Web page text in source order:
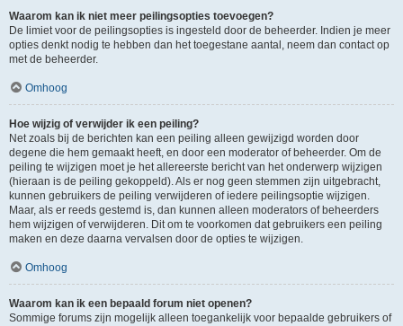
Waarom kan ik niet meer peilingsopties toevoegen?
De limiet voor de peilingsopties is ingesteld door de beheerder. Indien je meer
opties denkt nodig te hebben dan het toegestane aantal, neem dan contact op
met de beheerder.
Omhoog
Hoe wijzig of verwijder ik een peiling?
Net zoals bij de berichten kan een peiling alleen gewijzigd worden door
degene die hem gemaakt heeft, en door een moderator of beheerder. Om de
peiling te wijzigen moet je het allereerste bericht van het onderwerp wijzigen
(hieraan is de peiling gekoppeld). Als er nog geen stemmen zijn uitgebracht,
kunnen gebruikers de peiling verwijderen of iedere peilingsoptie wijzigen.
Maar, als er reeds gestemd is, dan kunnen alleen moderators of beheerders
hem wijzigen of verwijderen. Dit om te voorkomen dat gebruikers een peiling
maken en deze daarna vervalsen door de opties te wijzigen.
Omhoog
Waarom kan ik een bepaald forum niet openen?
Sommige forums zijn mogelijk alleen toegankelijk voor bepaalde gebruikers of